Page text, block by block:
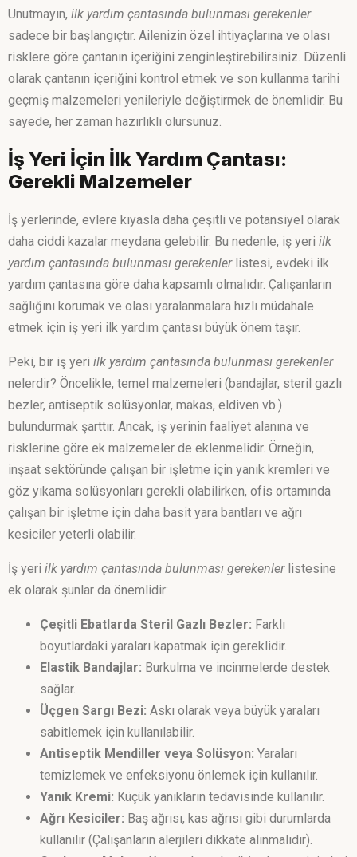
Unutmayın, ilk yardım çantasında bulunması gerekenler
sadece bir başlangıçtır. Ailenizin özel ihtiyaçlarına ve olası
risklere göre çantanın içeriğini zenginleştirebilirsiniz. Düzenli
olarak çantanın içeriğini kontrol etmek ve son kullanma tarihi
geçmiş malzemeleri yenileriyle değiştirmek de önemlidir. Bu
sayede, her zaman hazırlıklı olursunuz.
İş Yeri İçin İlk Yardım Çantası:
Gerekli Malzemeler
İş yerlerinde, evlere kıyasla daha çeşitli ve potansiyel olarak
daha ciddi kazalar meydana gelebilir. Bu nedenle, iş yeri ilk
yardım çantasında bulunması gerekenlerlistesi, evdeki ilk
yardım çantasına göre daha kapsamlı olmalıdır. Çalışanların
sağlığını korumak ve olası yaralanmalara hızlı müdahale
etmek için iş yeri ilk yardım çantası büyük önem taşır.
Peki, bir iş yeri ilk yardım çantasında bulunması gerekenler
nelerdir? Öncelikle, temel malzemeleri (bandajlar, steril gazlı
bezler, antiseptik solüsyonlar, makas, eldiven vb.)
bulundurmak şarttır. Ancak, iş yerinin faaliyet alanına ve
risklerine göre ek malzemeler de eklenmelidir. Örneğin,
inşaat sektöründe çalışan bir işletme için yanık kremleri ve
göz yıkama solüsyonları gerekli olabilirken, ofis ortamında
çalışan bir işletme için daha basit yara bantları ve ağrı
kesiciler yeterli olabilir.
İş yeri ilk yardım çantasında bulunması gerekenlerlistesine
ek olarak şunlar da önemlidir:
Çeşitli Ebatlarda Steril Gazlı Bezler: Farklı
boyutlardaki yaraları kapatmak için gereklidir.
Elastik Bandajlar: Burkulma ve incinmelerde destek
sağlar.
Üçgen Sargı Bezi: Askı olarak veya büyük yaraları
sabitlemek için kullanılabilir.
Antiseptik Mendiller veya Solüsyon: Yaraları
temizlemek ve enfeksiyonu önlemek için kullanılır.
Yanık Kremi: Küçük yanıkların tedavisinde kullanılır.
Ağrı Kesiciler: Baş ağrısı, kas ağrısı gibi durumlarda
kullanılır (Çalışanların alerjileri dikkate alınmalıdır).